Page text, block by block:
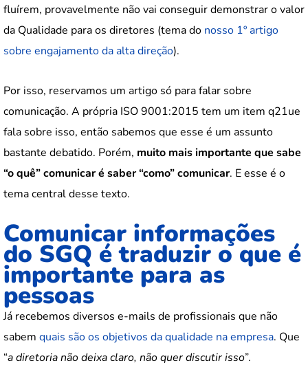
fluírem, provavelmente não vai conseguir demonstrar o valor
da Qualidade para os diretores (tema do nosso 1º artigo
sobre engajamento da alta direção).
Por isso, reservamos um artigo só para falar sobre
comunicação. A própria ISO 9001:2015 tem um item q21ue
fala sobre isso, então sabemos que esse é um assunto
bastante debatido. Porém, muito mais importante que sabe
“o quê” comunicar é saber “como” comunicar. E esse é o
tema central desse texto.
Comunicar informações
do SGQ é traduzir o que é
importante para as
pessoas
Já recebemos diversos e-mails de profissionais que não
sabem quais são os objetivos da qualidade na empresa. Que
“a diretoria não deixa claro, não quer discutir isso”.